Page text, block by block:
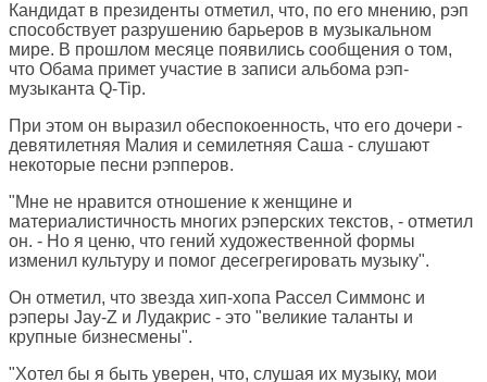
Кандидат в президенты отметил, что, по его мнению, рэп
способствует разрушению барьеров в музыкальном
мире. В прошлом месяце появились сообщения о том,
что Обама примет участие в записи альбома рэп-
музыканта Q-Tip.
При этом он выразил обеспокоенность, что его дочери -
девятилетняя Малия и семилетняя Саша - слушают
некоторые песни рэпперов.
"Мне не нравится отношение к женщине и
материалистичность многих рэперских текстов, - отметил
он. - Но я ценю, что гений художественной формы
изменил культуру и помог десегрегировать музыку".
Он отметил, что звезда хип-хопа Рассел Симмонс и
рэперы Jay-Z и Лудакрис - это "великие таланты и
крупные бизнесмены".
"Хотел бы я быть уверен, что, слушая их музыку, мои